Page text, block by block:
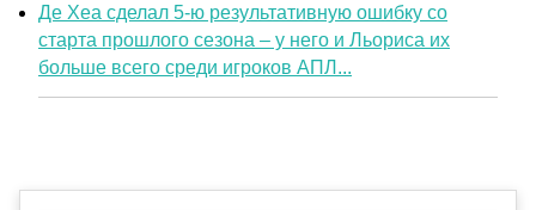
Де Хеа сделал 5-ю результативную ошибку со
старта прошлого сезона – у него и Льориса их
больше всего среди игроков АПЛ...